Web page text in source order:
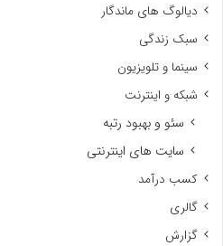
دیالوگ های ماندگار
سبک زندگی
سینما و تلویزیون
شبکه و اینترنت
سئو و بهبود رتبه
سایت های اینترنتی
کسب درآمد
گالری
گزارش